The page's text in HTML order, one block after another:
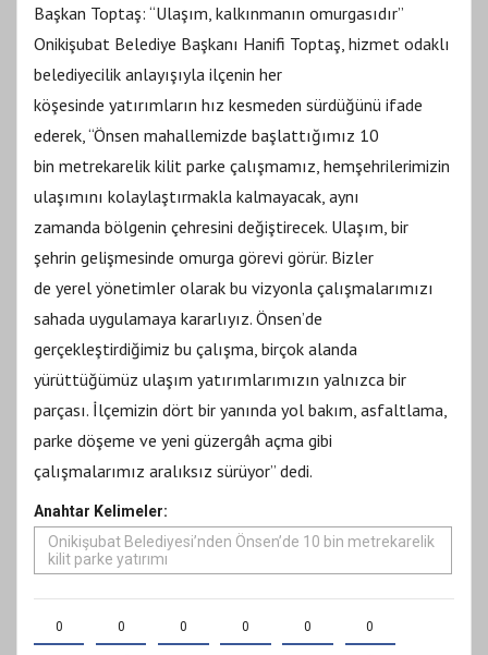
Başkan Toptaş: “Ulaşım, kalkınmanın omurgasıdır”
Onikişubat Belediye Başkanı Hanifi Toptaş, hizmet odaklı
belediyecilik anlayışıyla ilçenin her
köşesinde yatırımların hız kesmeden sürdüğünü ifade
ederek, “Önsen mahallemizde başlattığımız 10
bin metrekarelik kilit parke çalışmamız, hemşehrilerimizin
ulaşımını kolaylaştırmakla kalmayacak, aynı
zamanda bölgenin çehresini değiştirecek. Ulaşım, bir
şehrin gelişmesinde omurga görevi görür. Bizler
de yerel yönetimler olarak bu vizyonla çalışmalarımızı
sahada uygulamaya kararlıyız. Önsen’de
gerçekleştirdiğimiz bu çalışma, birçok alanda
yürüttüğümüz ulaşım yatırımlarımızın yalnızca bir
parçası. İlçemizin dört bir yanında yol bakım, asfaltlama,
parke döşeme ve yeni güzergâh açma gibi
çalışmalarımız aralıksız sürüyor” dedi.
Anahtar Kelimeler:
Onikişubat Belediyesi’nden Önsen’de 10 bin metrekarelik
kilit parke yatırımı
0 0 0 0 0 0